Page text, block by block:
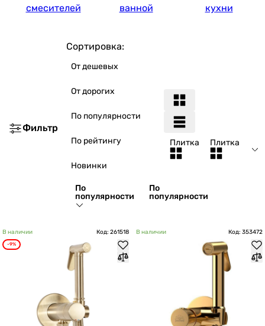
смесителей
ванной
кухни
Фильтр
Сортировка:
От дешевых
От дорогих
По популярности
По рейтингу
Новинки
По
популярности
По
популярности
Плитка Плитка
В наличии Код: 261518
-9%
В наличии Код: 353472